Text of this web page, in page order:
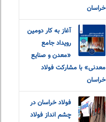
خراسان
آغاز به کار دومین
رویداد جامع
«معدن و‌ صنایع
معدنی» با مشارکت فولاد
خراسان
فولاد خراسان در
چشم انداز فولاد